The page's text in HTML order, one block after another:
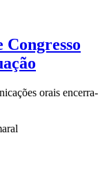
orais encerra-